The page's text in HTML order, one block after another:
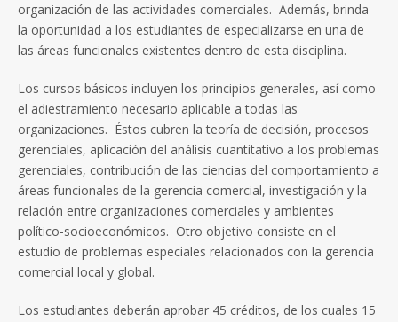
organización de las actividades comerciales. Además, brinda
la oportunidad a los estudiantes de especializarse en una de
las áreas funcionales existentes dentro de esta disciplina.
Los cursos básicos incluyen los principios generales, así como
el adiestramiento necesario aplicable a todas las
organizaciones. Éstos cubren la teoría de decisión, procesos
gerenciales, aplicación del análisis cuantitativo a los problemas
gerenciales, contribución de las ciencias del comportamiento a
áreas funcionales de la gerencia comercial, investigación y la
relación entre organizaciones comerciales y ambientes
político-socioeconómicos. Otro objetivo consiste en el
estudio de problemas especiales relacionados con la gerencia
comercial local y global.
Los estudiantes deberán aprobar 45 créditos, de los cuales 15